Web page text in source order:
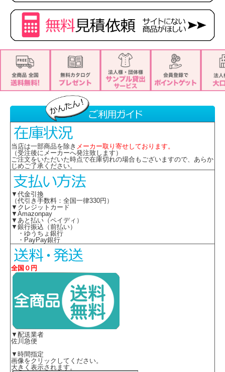
当店は一部商品を除き メーカー取り寄せしております。
（受注後にメーカーへ発注致します）
ご注文をいただいた時点で在庫切れの場合もございますので、あらか
じめご了承ください。
▼代金引換
（代引き手数料：全国一律330円）
▼クレジットカード
▼Amazonpay
▼あと払い（ペイディ）
▼銀行振込（前払い）
・ゆうちょ銀行
・PayPay銀行
全国０円
▼配送業者
佐川急便
▼時間指定
画像をクリックしてください。
大きく表示されます。